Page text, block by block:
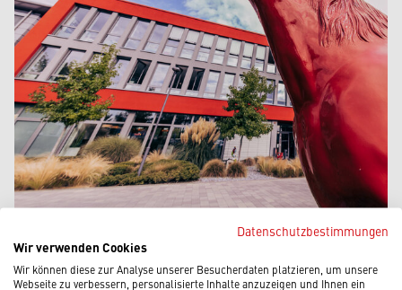
ZENTRALE GÜTERSLOH
Datenschutzbestimmungen
Wir verwenden Cookies
Wir können diese zur Analyse unserer Besucherdaten platzieren, um unsere
Webseite zu verbessern, personalisierte Inhalte anzuzeigen und Ihnen ein